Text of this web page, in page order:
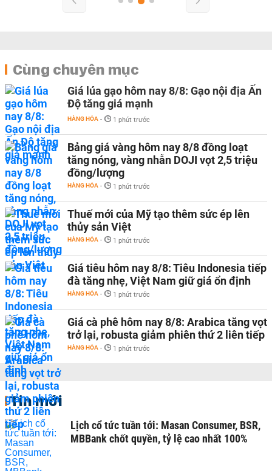
Cùng chuyên mục
Giá lúa gạo hôm nay 8/8: Gạo nội địa Ấn
Độ tăng giá mạnh
HÀNG HÓA - 1 phút trước
Bảng giá vàng hôm nay 8/8 đồng loạt
tăng nóng, vàng nhẫn DOJI vọt 2,5 triệu
đồng/lượng
HÀNG HÓA - 1 phút trước
Thuế mới của Mỹ tạo thêm sức ép lên
thủy sản Việt
HÀNG HÓA - 1 phút trước
Giá tiêu hôm nay 8/8: Tiêu Indonesia tiếp
đà tăng nhẹ, Việt Nam giữ giá ổn định
HÀNG HÓA - 1 phút trước
Giá cà phê hôm nay 8/8: Arabica tăng vọt
trở lại, robusta giảm phiên thứ 2 liên tiếp
HÀNG HÓA - 1 phút trước
Tin mới
Lịch cổ tức tuần tới: Masan Consumer, BSR,
MBBank chốt quyền, tỷ lệ cao nhất 100%